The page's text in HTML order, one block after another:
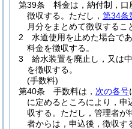
第39条
料金は，納付制，口
徴収する。 ただし， 第34条
月分をまとめて徴収するこ
2
水道使用を止めた場合で
料金を徴収する。
3
給水装置を廃止し，又は
を徴収する。
(手数料)
第40条
手数料は， 次の各号
に定めるところにより，申
収する。 ただし，管理者が
者からは，申込後，徴収す